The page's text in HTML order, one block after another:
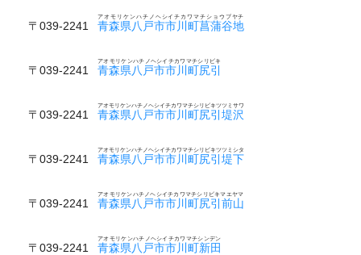
〒039-2241 青森県八戸市市川町菖蒲谷地
アオモリケンハチノヘシイチカワマチショウブヤチ
〒039-2241 青森県八戸市市川町尻引
アオモリケンハチノヘシイチカワマチシリビキ
〒039-2241 青森県八戸市市川町尻引堤沢
アオモリケンハチノヘシイチカワマチシリビキツツミサワ
〒039-2241 青森県八戸市市川町尻引堤下
アオモリケンハチノヘシイチカワマチシリビキツツミシタ
〒039-2241 青森県八戸市市川町尻引前山
アオモリケンハチノヘシイチカワマチシリビキマエヤマ
〒039-2241 青森県八戸市市川町新田
アオモリケンハチノヘシイチカワマチシンデン